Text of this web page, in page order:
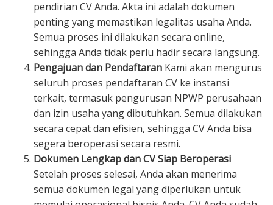
pendirian CV Anda. Akta ini adalah dokumen
penting yang memastikan legalitas usaha Anda.
Semua proses ini dilakukan secara online,
sehingga Anda tidak perlu hadir secara langsung.
Pengajuan dan Pendaftaran Kami akan mengurus
seluruh proses pendaftaran CV ke instansi
terkait, termasuk pengurusan NPWP perusahaan
dan izin usaha yang dibutuhkan. Semua dilakukan
secara cepat dan efisien, sehingga CV Anda bisa
segera beroperasi secara resmi.
Dokumen Lengkap dan CV Siap Beroperasi
Setelah proses selesai, Anda akan menerima
semua dokumen legal yang diperlukan untuk